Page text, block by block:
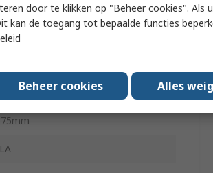
door te klikken op "Beheer cookies". Als
kan de toegang tot bepaalde functies
Beheer cookies Alles